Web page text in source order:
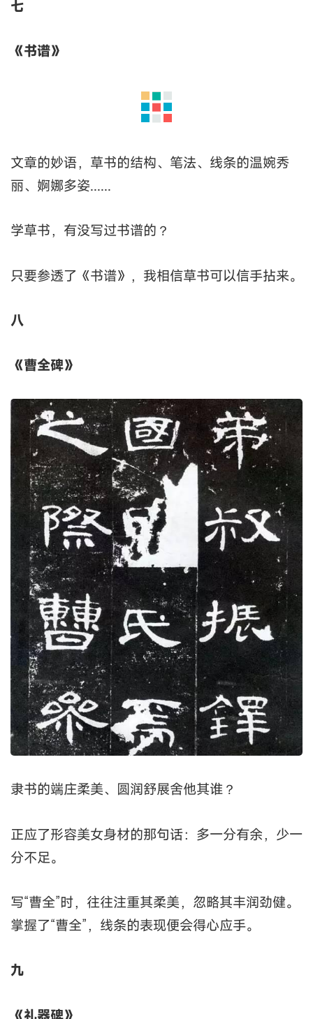
七
《书谱》
文章的妙语，草书的结构、笔法、线条的温婉秀
丽、婀娜多姿......
学草书，有没写过书谱的？
只要参透了《书谱》，我相信草书可以信手拈来。
八
《曹全碑》